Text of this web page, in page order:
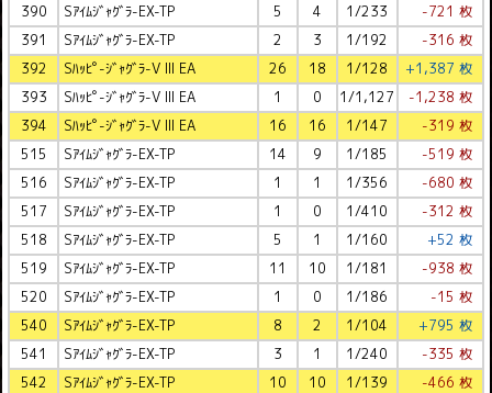
390
Sｱｲﾑｼﾞｬｸﾞﾗ-EX-TP 5 4 1/233
-721 枚
391
Sｱｲﾑｼﾞｬｸﾞﾗ-EX-TP 2 3 1/192
-316 枚
392
Sﾊｯﾋﾟ-ｼﾞｬｸﾞﾗ-V III EA 26 18 1/128
+1,387 枚
393
Sﾊｯﾋﾟ-ｼﾞｬｸﾞﾗ-V III EA 1 0 1/1,127
-1,238 枚
394
Sﾊｯﾋﾟ-ｼﾞｬｸﾞﾗ-V III EA 16 16 1/147
-319 枚
515
Sｱｲﾑｼﾞｬｸﾞﾗ-EX-TP 14 9 1/185
-519 枚
516
Sｱｲﾑｼﾞｬｸﾞﾗ-EX-TP 1 1 1/356
-680 枚
517
Sｱｲﾑｼﾞｬｸﾞﾗ-EX-TP 1 0 1/410
-312 枚
518
Sｱｲﾑｼﾞｬｸﾞﾗ-EX-TP 5 1 1/160
+52 枚
519
Sｱｲﾑｼﾞｬｸﾞﾗ-EX-TP 11 10 1/181
-938 枚
520
Sｱｲﾑｼﾞｬｸﾞﾗ-EX-TP 1 0 1/186
-15 枚
540
Sｱｲﾑｼﾞｬｸﾞﾗ-EX-TP 8 2 1/104
+795 枚
541
Sｱｲﾑｼﾞｬｸﾞﾗ-EX-TP 3 1 1/240
-335 枚
542
Sｱｲﾑｼﾞｬｸﾞﾗ-EX-TP 10 10 1/139 -466 枚